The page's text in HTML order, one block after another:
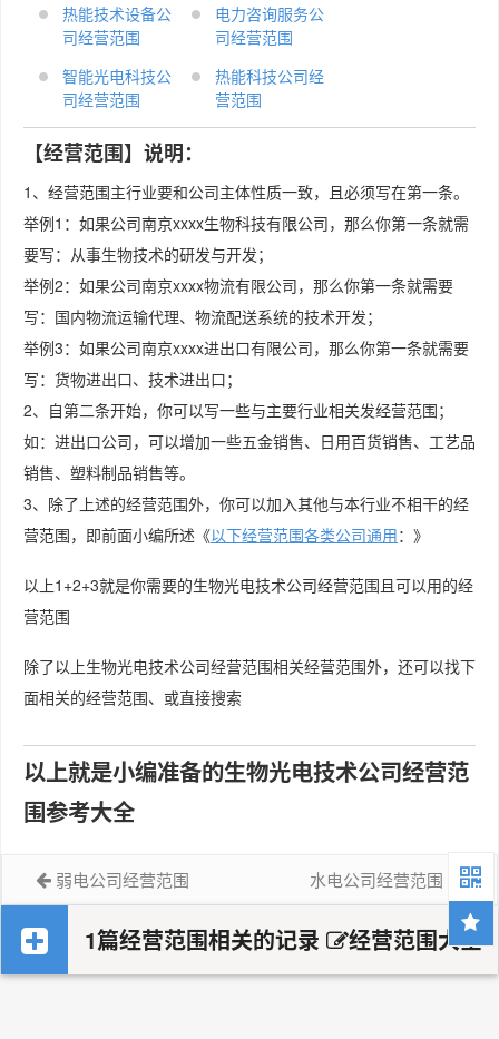
热能技术设备公
司经营范围
电力咨询服务公
司经营范围
智能光电科技公
司经营范围
热能科技公司经
营范围
【经营范围】说明：
1、经营范围主行业要和公司主体性质一致，且必须写在第一条。
举例1：如果公司南京xxxx生物科技有限公司，那么你第一条就需
要写：从事生物技术的研发与开发；
举例2：如果公司南京xxxx物流有限公司，那么你第一条就需要
写：国内物流运输代理、物流配送系统的技术开发；
举例3：如果公司南京xxxx进出口有限公司，那么你第一条就需要
写：货物进出口、技术进出口；
2、自第二条开始，你可以写一些与主要行业相关发经营范围；
如：进出口公司，可以增加一些五金销售、日用百货销售、工艺品
销售、塑料制品销售等。
3、除了上述的经营范围外，你可以加入其他与本行业不相干的经
营范围，即前面小编所述《以下经营范围各类公司通用：》
以上1+2+3就是你需要的生物光电技术公司经营范围且可以用的经
营范围
除了以上生物光电技术公司经营范围相关经营范围外，还可以找下
面相关的经营范围、或直接搜索
以上就是小编准备的生物光电技术公司经营范
围参考大全
弱电公司经营范围 水电公司经营范围
1篇经营范围相关的记录 经营范围大全